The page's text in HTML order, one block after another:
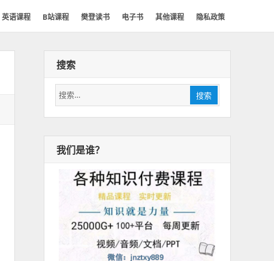
英语课程 B站课程 樊登读书 电子书 其他课程 隐私政策
搜索
搜
索：
搜索
我们是谁？